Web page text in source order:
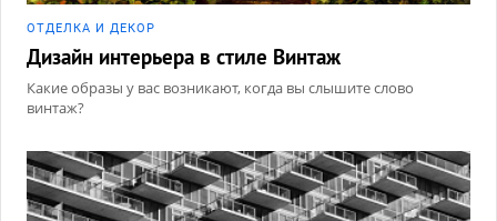
ОТДЕЛКА И ДЕКОР
Дизайн интерьера в стиле Винтаж
Какие образы у вас возникают, когда вы слышите слово
винтаж?